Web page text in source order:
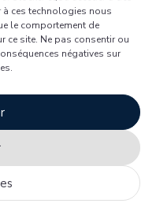
ces technologies nous
le comportement de
ce site. Ne pas consentir ou
négatives sur
Ouest, bureau
2025 Bélanger